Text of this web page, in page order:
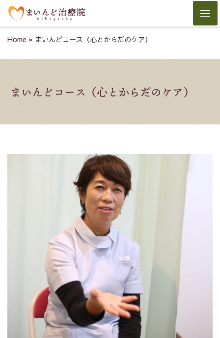
Skip to content
Home » まいんどコース（心とからだのケア）
まいんどコース（心とからだのケア）